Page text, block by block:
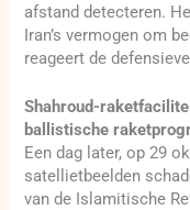
afstand detecteren.
Iran’s vermogen om
reageert de
Shahroud-
ballistische
Een dag later, op 29
satellietbeelden
van de Islamitische